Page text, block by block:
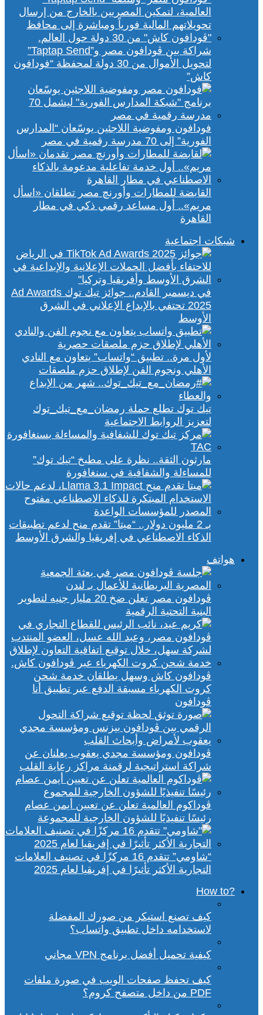
شراكة بين ڤودافون مصر و”Taptap Send”
لتحويل الأموال من 30 دولة لمحفظة “فودافون
كاش”
فودافون ومفوضية اللاجئين يوسّعان “المدارس
الفورية” إلى 70 مدرسة رقمية في مصر
القابضة للمطارات وأورنچ مصر تطلقان «اسأل
مريم».. أول مساعد رقمي ذكي في مطار
القاهرة
شبكات اجتماعية
في ديسمبر القادم.. جوائز تيك توك Ad Awards
2025 تحتفي بالإبداع الإعلاني في الشرق
الأوسط
لأول مرة.. تطبيق “واتساب” يتعاون مع النادي
الأهلي ونجوم الفن لإطلاق حزم ملصقات
تيك توك تطلع حملة رمضان_مع_تيك_توك
لتعزيز الروابط الاجتماعية
مارثون الثقة.. نظرة على مطبخ “تيك توك”
للمساءلة والشفافية في سنغافورة
بـ 2 مليون دولار.. “ميتا” تقدم منح لدعم تطبيقات
الذكاء الاصطناعي في إفريقيا والشرق الأوسط
هواتف
ڤودافون مصر تعلن ضخ 20 مليار جنيه لتطوير
البنية التحتية الرقمية
ڤودافون كاش وسهل يطلقان خدمة شحن
كروت الكهرباء مسبقة الدفع عبر تطبيق أنا
ڤودافون
ڤودافون ومؤسسة مجدي يعقوب يعلنان عن
شراكة استراتيجية لرقمنة مراكز رعاية القلب
ڤوداكوم العالمية تعلن عن تعيين أيمن عصام
رئيسًا تنفيذيًا للشؤون الخارجية للمجموعة
“شاومي” تتقدم 16 مركزًا في تصنيف العلامات
التجارية الأكثر تأثيرًا في إفريقيا لعام 2025
?How to
كيف تصنع استيكر من صورك المفضلة
لاستخدامه داخل تطبيق واتساب؟
كيفية تحميل أفضل برنامج VPN مجاني
كيف تحفظ صفحات الويب في صورة ملفات
PDF من داخل متصفح كروم؟